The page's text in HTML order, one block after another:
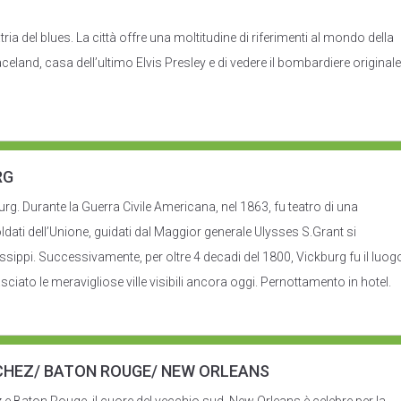
del blues. La città offre una moltitudine di riferimenti al mondo della
casa dell’ultimo Elvis Presley e di vedere il bombardiere originale
Durante la Guerra Civile Americana, nel 1863, fu teatro di una
dell’Unione, guidati dal Maggior generale Ulysses S.Grant si
Successivamente, per oltre 4 decadi del 1800, Vickburg fu il
le meravigliose ville visibili ancora oggi. Pernottamento in hotel.
BATON ROUGE/ NEW ORLEANS